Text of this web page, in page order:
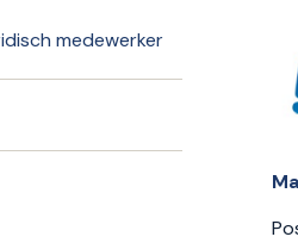
medewerker